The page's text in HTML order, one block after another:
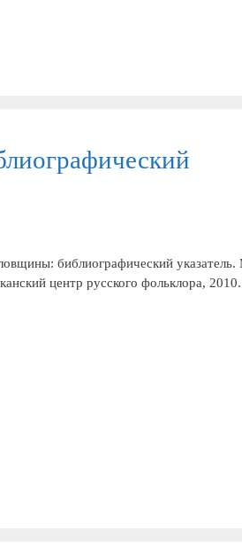
библиографический
центр русского фольклора, 2010.